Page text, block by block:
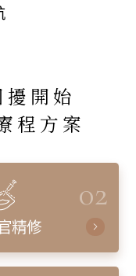
開始
程方案
02
精修